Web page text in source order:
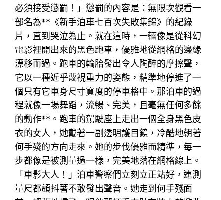
必須接受懲罰！」懲罰的內容是：無限次觀看一
部名為**《新手泊車七百次失敗集錦》的紀錄
片，直到哭泣為止。就在這時，一輛像是從科幻
電影裡開出來的黑色跑車，優雅地從網格的邊緣
漂移而過。跑車的輪胎發出令人陶醉的摩擦聲，
它以一種近乎蔑視重力的姿態，精準地停進了一
個只有它車身尺寸寬度的停車格中。那泊車的過
程就像一場舞蹈，流暢、完美，且毫無任何多餘
的動作**。跑車的駕駛座上走出一個全身黑色皮
衣的女人，她戴著一副透明護目鏡，冷酷地朝著
何手殘的方向走來。她的步伐優雅而精準，每一
步都像是被測量過一樣，完美地落在網格線上。
「車影大人！」泊車警察們立刻立正站好，連測
量尺都顫抖著不敢發出聲音。她走到何手殘面